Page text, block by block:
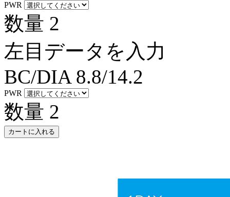
PWR
数量 2
左目データを入力
BC/DIA 8.8/14.2
PWR
数量 2
カートに入れる